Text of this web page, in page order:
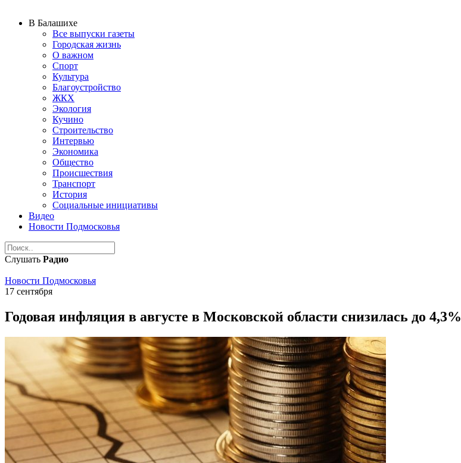
В Балашихе
Все выпуски газеты
Городская жизнь
О важном
Спорт
Культура
Благоустройство
ЖКХ
Экология
Кучино
Строительство
Интервью
Экономика
Общество
Происшествия
Транспорт
История
Социальные инициативы
Видео
Новости Подмосковья
Слушать Радио
Новости Подмосковья
17 сентября
Годовая инфляция в августе в Московской области снизилась до 4,3%